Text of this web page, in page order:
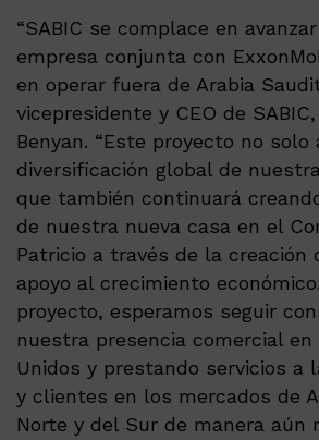
“SABIC se complace en
empresa conjunta con
en operar fuera de Arabia
vicepresidente y CEO de
Benyan. “Este proyecto no
diversificación global de
que también continuará
de nuestra nueva casa en el
Patricio a través de la creación
apoyo al crecimiento
proyecto, esperamos seguir
nuestra presencia comercial
Unidos y prestando servicios a
y clientes en los mercados de
Norte y del Sur de manera aún